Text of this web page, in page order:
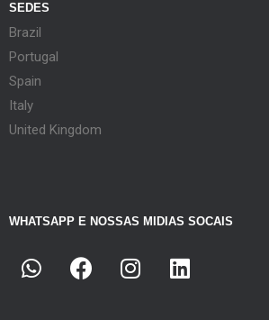
SEDES
Brazil
Portugal
Spain
Italy
United Kingdom
WHATSAPP E NOSSAS MIDIAS SOCAIS